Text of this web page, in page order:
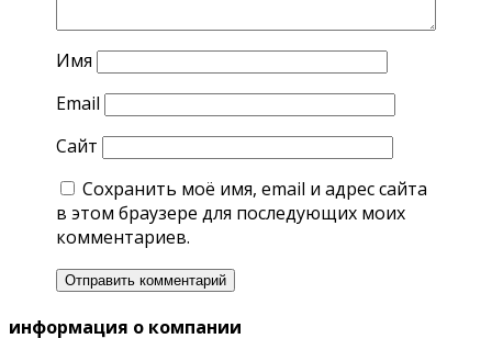
Имя
Email
Сайт
Сохранить моё имя, email и адрес сайта
в этом браузере для последующих моих
комментариев.
информация о компании